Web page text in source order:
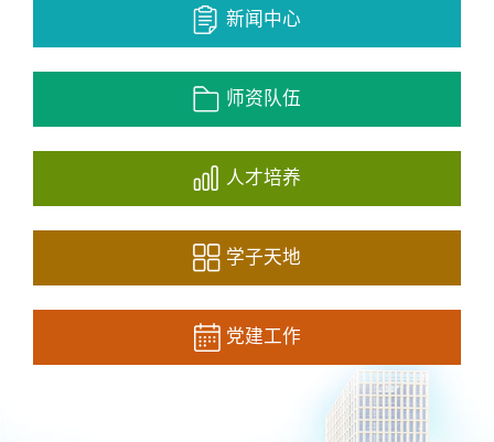
新闻中心
师资队伍
人才培养
学子天地
党建工作